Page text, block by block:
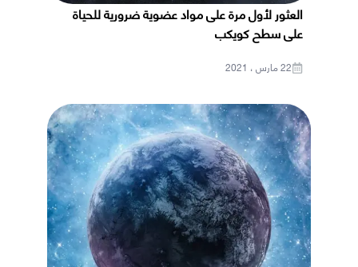
العثور لأول مرة على مواد عضوية ضرورية للحياة
على سطح كويكب
22 مارس ، 2021